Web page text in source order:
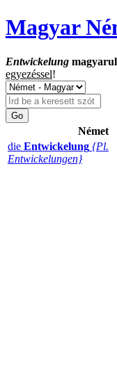
Magyar
Entwickelung magyarul
egyezéssel!
Német
die Entwickelung {Pl.
Entwickelungen}